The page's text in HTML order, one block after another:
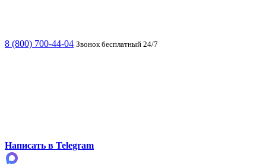
8 (800) 700-44-04 Звонок бесплатный 24/7
Написать в Telegram